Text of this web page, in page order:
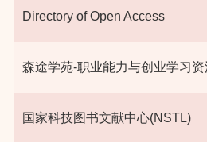
Directory of Open Access
森途学苑-职业能力与创业学习
国家科技图书文献中心(NSTL)